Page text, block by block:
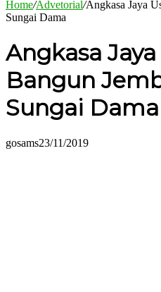
Home/Advetorial/Angkasa Jaya
Sungai Dama
Angkasa
Bangun
Sungai Dama
gosams23/11/2019